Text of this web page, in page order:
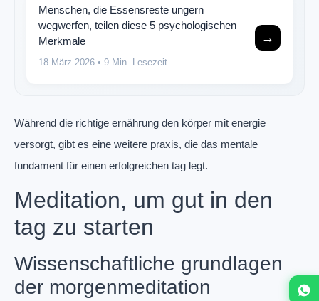
Menschen, die Essensreste ungern
wegwerfen, teilen diese 5 psychologischen
Merkmale
18 März 2026 • 9 Min. Lesezeit
→
Während die richtige ernährung den körper mit energie
versorgt, gibt es eine weitere praxis, die das mentale
fundament für einen erfolgreichen tag legt.
Meditation, um gut in den
tag zu starten
Wissenschaftliche grundlagen
der morgenmeditation